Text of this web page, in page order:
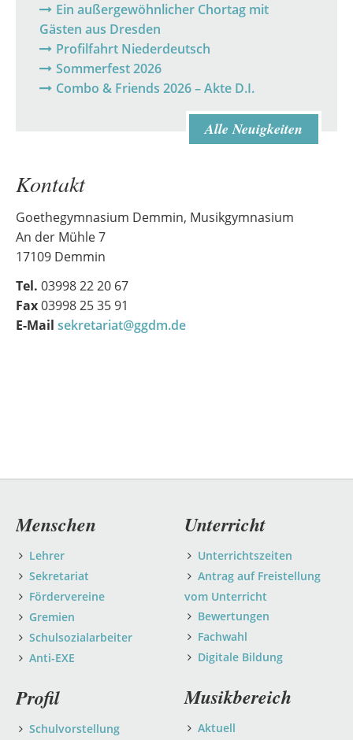
Ein außergewöhnlicher Chortag mit
Gästen aus Dresden
Profilfahrt Niederdeutsch
Sommerfest 2026
Combo & Friends 2026 – Akte D.I.
Alle Neuigkeiten
Kontakt
Goethegymnasium Demmin, Musikgymnasium
An der Mühle 7
17109 Demmin
Tel. 03998 22 20 67
Fax03998 25 35 91
E-Mail sekretariat@ggdm.de
Navigation
Menschen
Lehrer
Sekretariat
Fördervereine
Gremien
Schulsozialarbeiter
Anti-EXE
Unterricht
Unterrichtszeiten
Antrag auf Freistellung
vom Unterricht
Bewertungen
Fachwahl
Digitale Bildung
Musikbereich
Aktuell
Profil
Schulvorstellung